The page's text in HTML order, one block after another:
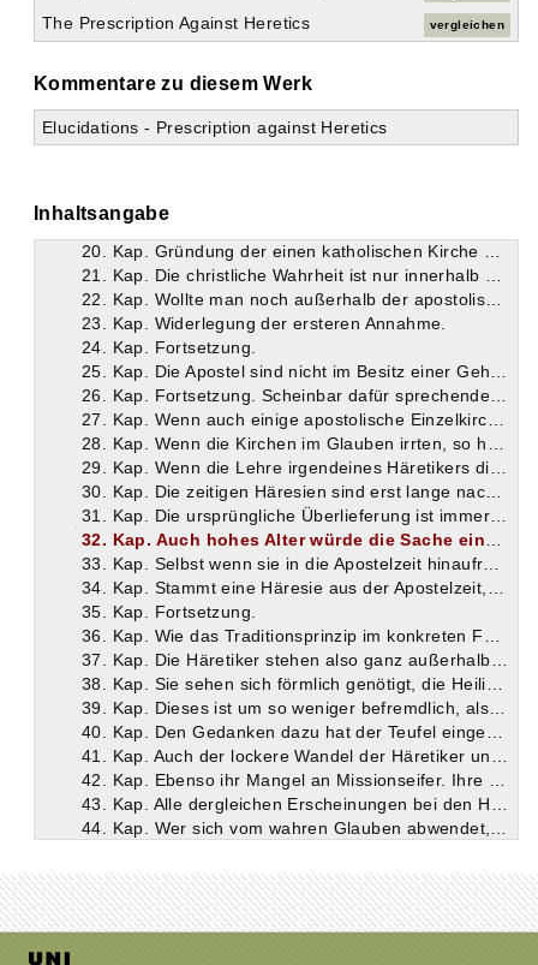
The Prescription Against Heretics vergleichen
Kommentare zu diesem Werk
Elucidations - Prescription against Heretics
Inhaltsangabe
10. Kap. Wer die wahre Lehre Christi gefunden hat, der braucht nicht weiter zu suchen, sondern muß sie gläubig festhalten.
11. Kap. Wer dann noch suchen wollte, würde keinen rechten Glauben haben. Beständiges Suchen schließt einen Widerspruch in sich.
14. Kap. Was außerhalb der Glaubensregel liegt, darf an sich wohl Gegenstand der Untersuchung werden, in Wirklichkeit aber ist es den Häretikern nicht um das Forschen zu tun, sondern nur darum, Anhänger zu gewinnen.
20. Kap. Gründung der einen katholischen Kirche durch Christus und Stiftung der einzelnen Gemeinden, welche zusammen die *eine* Kirche bilden, durch die Apostel.
21. Kap. Die christliche Wahrheit ist nur innerhalb der von den Aposteln herstammenden Überlieferung bei den apostolischen Mutterkirchen zu finden.
22. Kap. Wollte man noch außerhalb der apostolischen Tradition Wahrheit suchen, so müßte man annehmen, Christus habe nicht allen Aposteln seine ganze Lehre mitgeteilt, oder diese hätten ihrerseits einiges als Geheimlehre für sich behalten.
23. Kap. Widerlegung der ersteren Annahme.
24. Kap. Fortsetzung.
25. Kap. Die Apostel sind nicht im Besitz einer Geheimlehre neben der gewöhnlichen christlichen Lehre gewesen.
26. Kap. Fortsetzung. Scheinbar dafür sprechende Bibelstellen befehlen in Wirklichkeit nur eine gewisse Vorsicht bei Verkündigung des Evangeliums.
27. Kap. Wenn auch einige apostolische Einzelkirchen von den Aposteln getadelt wurden, so beweist das nicht, daß dieselben die Lehre der Apostel unrichtig aufgefaßt hätten.
28. Kap. Wenn die Kirchen im Glauben irrten, so hätten sie nie alle zu demselben Glauben gelangen können.
29. Kap. Wenn die Lehre irgendeines Häretikers die richtige wäre, so würde folgen, daß in der ganzen Zeit vor seinem Auftreten ein verkehrtes Evangelium geglaubt wurde.
30. Kap. Die zeitigen Häresien sind erst lange nach den Zeiten der Apostel entstanden; andere verdanken gar noch lebenden Personen ihren Ursprung.
31. Kap. Die ursprüngliche Überlieferung ist immer die echte.
32. Kap. Auch hohes Alter würde die Sache einer Häresie nicht bessern; denn sie steht außerhalb der apostolischen Sukzession und der Lehreinheit der übrigen Kirchen.
33. Kap. Selbst wenn sie in die Apostelzeit hinaufreicht, so hat sie damit nur das vor andern Häresien voraus, daß sie von den durch die Apostel ausgesprochenen Zensuren getroffen ist.
34. Kap. Stammt eine Häresie aus der Apostelzeit, so ist sie von den Aposteln auch schon verworfen; ganz neue Häresien aber finden schon durch ihre späte Entstehung allein ihre Verurteilung.
35. Kap. Fortsetzung.
36. Kap. Wie das Traditionsprinzip im konkreten Falle zu benutzen sei. Die apostolischen Kirchen, besonders die römische, sind maßgebend.
37. Kap. Die Häretiker stehen also ganz außerhalb der Kirche und haben gar kein Recht, sich der Hl. Schrift zu ihren Gunsten zu bedienen.
38. Kap. Sie sehen sich förmlich genötigt, die Heilige Schrift, entsprechend ihrem jedesmaligen Irrtum, verschiedentlich zu fälschen.
39. Kap. Dieses ist um so weniger befremdlich, als ja schon bei profanen Schriften häufig Fälschungen vorkommen.
40. Kap. Den Gedanken dazu hat der Teufel eingegeben, und die Häresie, die in ähnlicher Weise wie der Götzendienst das Christentum nachäfft, ist sein Werk.
41. Kap. Auch der lockere Wandel der Häretiker und der bei ihnen herrschende Mangel an kirchlicher Ordnung zeugen gegen die Wahrheit ihrer Lehren.
42. Kap. Ebenso ihr Mangel an Missionseifer. Ihre Tätigkeit ist nur dahin gerichtet, die Kirche zu unterwühlen.
43. Kap. Alle dergleichen Erscheinungen bei den Häretikern haben ihren Grund im System.
44. Kap. Wer sich vom wahren Glauben abwendet, hat keine Entschuldigung und setzt sich in Widerspruch mit klaren Aussprüchen Christi.